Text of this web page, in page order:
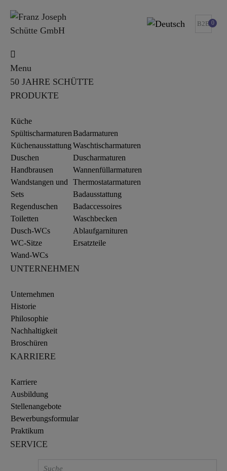
B2B 0
Menu
50 JAHRE SCHÜTTE
PRODUKTE
Küche
Spültischarmaturen
Küchenausstattung
Duschen
Handbrausen
Wandstangen und
Sets
Regenduschen
Toiletten
Dusch-WCs
WC-Sitze
Wand-WCs
Badarmaturen
Waschtischarmaturen
Duscharmaturen
Wannenfüllarmaturen
Thermostatarmaturen
Badausstattung
Badaccessoires
Waschbecken
Ablaufgarnituren
Ersatzteile
UNTERNEHMEN
Unternehmen
Historie
Philosophie
Nachhaltigkeit
Broschüren
KARRIERE
Karriere
Ausbildung
Stellenangebote
Bewerbungsformular
Praktikum
SERVICE